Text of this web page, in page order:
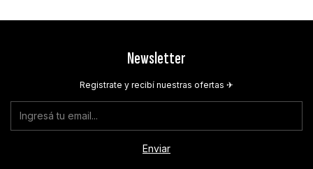
Newsletter
Registrate y recibí nuestras ofertas ✈︎